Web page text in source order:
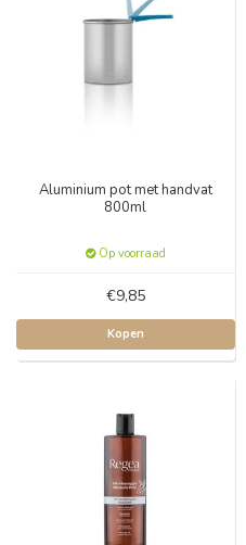
Aluminium pot met handvat
800ml
Op voorraad
€9,85
Kopen